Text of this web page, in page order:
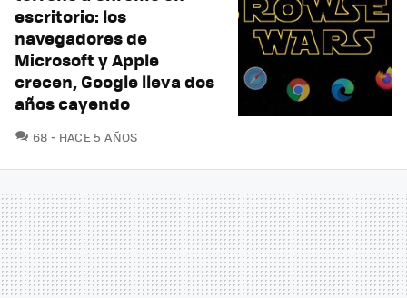
escritorio: los
navegadores de
Microsoft y Apple
crecen, Google lleva dos
años cayendo
68 COMENTARIOS
HACE 5 AÑOS